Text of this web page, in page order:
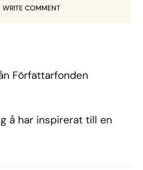
WRITE COMMENT
Författarfonden
å har inspirerat till en